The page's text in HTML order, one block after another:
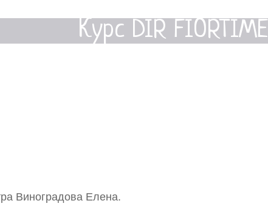
Курс DIR FIORTIME
Виноградова Елена.